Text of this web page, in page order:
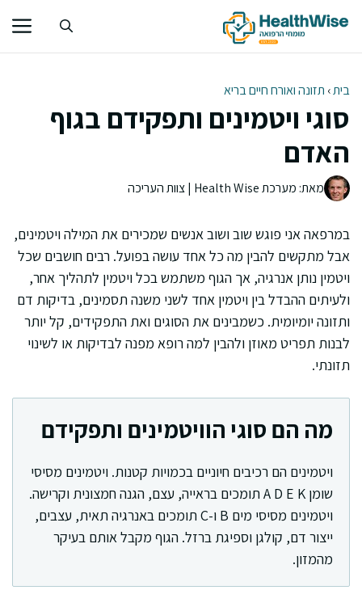
לתוכן
בית› תזונה ואורח חיים בריא
סוגי ויטמינים ותפקידם בגוף
האדם
מאת: מערכת Health Wise | צוות העריכה
במרפאה אני פוגש שוב ושוב אנשים שמכירים את המילה ויטמינים,
אבל מתקשים להבין מה כל אחד עושה בפועל. רבים חושבים שכל
ויטמין נותן אנרגיה, אך הגוף משתמש בכל ויטמין לתהליך אחר,
ולעיתים ההבדל בין ויטמין אחד לשני משנה תסמינים, בדיקות דם
ותזונה יומיומית. כשמבינים את הסוגים ואת התפקידים, קל יותר
לבנות תפריט מאוזן ולהבין למה רופא מפנה לבדיקות או לשינוי
תזונתי.
מה הם סוגי הוויטמינים ותפקידם
ויטמינים הם רכיבים חיוניים בכמויות קטנות. ויטמינים מסיסי
שומן A D E K תומכים בראייה, עצם, הגנה חמצונית וקרישה.
ויטמינים מסיסי מים B ו-C תומכים באנרגיה תאית, עצבים,
ייצור דם, קולגן וספיגת ברזל. הגוף מקבל אותם בעיקר
מהמזון.